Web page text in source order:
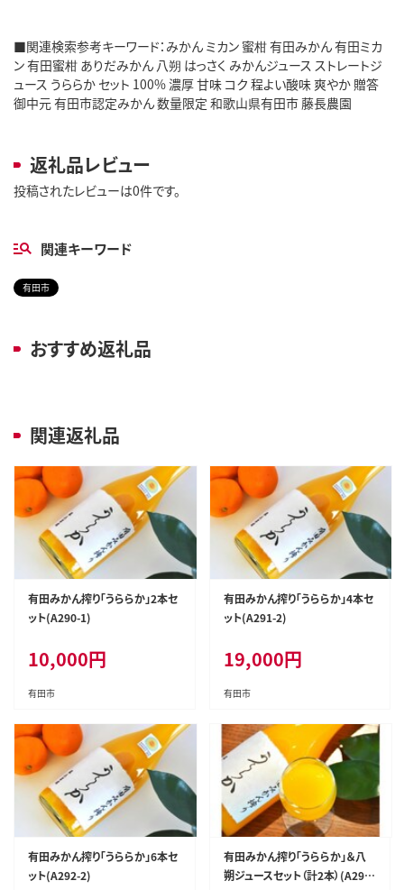
■関連検索参考キーワード：みかん ミカン 蜜柑 有田みかん 有田ミカ
ン 有田蜜柑 ありだみかん 八朔 はっさく みかんジュース ストレートジ
ュース うららか セット 100% 濃厚 甘味 コク 程よい酸味 爽やか 贈答
御中元 有田市認定みかん 数量限定 和歌山県有田市 藤長農園
返礼品レビュー
投稿されたレビューは0件です。
関連キーワード
有田市
おすすめ返礼品
関連返礼品
有田みかん搾り「うららか」2本セ
ット(A290-1)
10,000円
有田市
有田みかん搾り「うららか」4本セ
ット(A291-2)
19,000円
有田市
有田みかん搾り「うららか」6本セ
ット(A292-2)
有田みかん搾り「うららか」＆八
朔ジュースセット（計2本）(A293-